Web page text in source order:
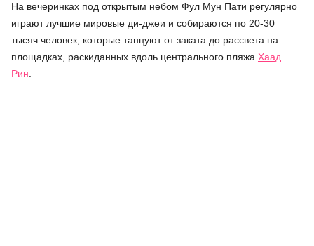
На вечеринках под открытым небом Фул Мун Пати регулярно
играют лучшие мировые ди-джеи и собираются по 20-30
тысяч человек, которые танцуют от заката до рассвета на
площадках, раскиданных вдоль центрального пляжа Хаад
Рин.